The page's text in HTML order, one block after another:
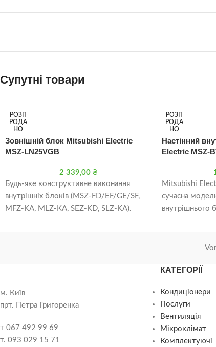
Супутні товари
РОЗП
РОДА
НО
Зовнішній блок Mitsubishi Electric
MSZ-LN25VGB
2 339,00 ₴
Будь-яке конструктивне виконання
внутрішніх блоків (MSZ-FD/EF/GE/SF,
MFZ-KA, MLZ-KA, SEZ-KD, SLZ-KA).
РОЗП
РОДА
НО
Настінний
Electric MSZ-
Mitsubishi
сучасна
внутрішнього
м. Київ
прт. Петра Григоренка
т 067 492 99 69
т. 093 029 15 71
КАТЕГОРІЇ
Кондиціонери
Послуги
Вентиляція
Мікроклімат
Комплектуючі